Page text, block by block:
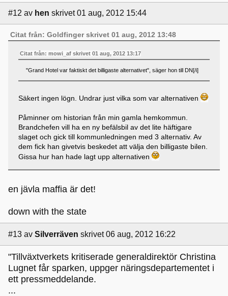
#12 av hen skrivet 01 aug, 2012 15:44
Citat från: Goldfinger skrivet 01 aug, 2012 13:48
Citat från: mowi_af skrivet 01 aug, 2012 13:17
"Grand Hotel var faktiskt det billigaste alternativet", säger hon till DN[/i]
Säkert ingen lögn. Undrar just vilka som var alternativen
Påminner om historian från min gamla hemkommun.
Brandchefen vill ha en ny befälsbil av det lite häftigare
slaget och gick till kommunledningen med 3 alternativ. Av
dem fick han givetvis beskedet att välja den billigaste bilen.
Gissa hur han hade lagt upp alternativen
en jävla maffia är det!
down with the state
#13 av Silverräven skrivet 06 aug, 2012 16:22
"Tillväxtverkets kritiserade generaldirektör Christina
Lugnet får sparken, uppger näringsdepartementet i
ett pressmeddelande.
...